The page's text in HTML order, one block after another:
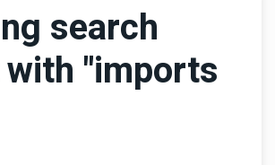
search
"imports